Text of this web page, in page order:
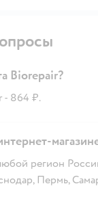
Biorepair?
- 864 ₽.
регион
Пермь,